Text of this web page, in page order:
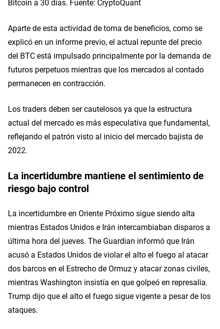
Aparte de esta actividad de toma de beneficios, como se
explicó en un informe previo, el actual repunte del precio
del BTC está impulsado principalmente por la demanda de
futuros perpetuos mientras que los mercados al contado
permanecen en contracción.
Los traders deben ser cautelosos ya que la estructura
actual del mercado es más especulativa que fundamental,
reflejando el patrón visto al inicio del mercado bajista de
2022.
La incertidumbre mantiene el sentimiento de
riesgo bajo control
La incertidumbre en Oriente Próximo sigue siendo alta
mientras Estados Unidos e Irán intercambiaban disparos a
última hora del jueves. The Guardian informó que Irán
acusó a Estados Unidos de violar el alto el fuego al atacar
dos barcos en el Estrecho de Ormuz y atacar zonas civiles,
mientras Washington insistía en que golpeó en represalia.
Trump dijo que el alto el fuego sigue vigente a pesar de los
ataques.